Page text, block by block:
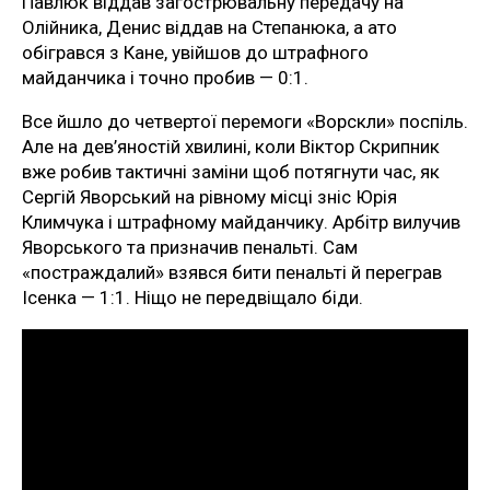
Олійника, Денис віддав на Степанюка, а ато
обігрався з Кане, увійшов до штрафного
майданчика і точно пробив — 0:1.
Все йшло до четвертої перемоги «Ворскли» поспіль.
Але на дев’яностій хвилині, коли Віктор Скрипник
вже робив тактичні заміни щоб потягнути час, як
Сергій Яворський на рівному місці зніс Юрія
Климчука і штрафному майданчику. Арбітр вилучив
Яворського та призначив пенальті. Сам
«постраждалий» взявся бити пенальті й переграв
Ісенка — 1:1. Ніщо не передвіщало біди.